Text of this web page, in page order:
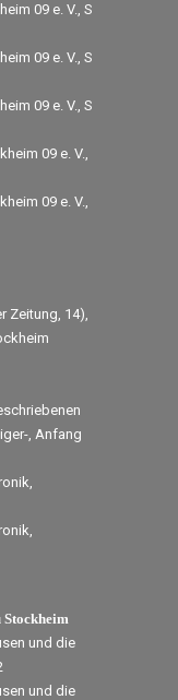
09 e. V., S
09 e. V., S
09 e. V., S
09 e. V.,
09 e. V.,
Zeitung, 14),
, Anfang
Stockheim
und die
und die